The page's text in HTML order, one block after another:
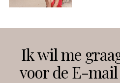
Instagram
Ik wil me
voor de E-